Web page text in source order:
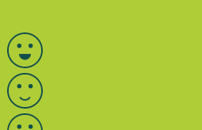
Bewertung auswählen